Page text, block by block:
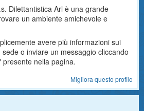
Dilettantistica Arl è una grande
un ambiente amichevole e
avere più informazioni sui
o inviare un messaggio cliccando
nella pagina.
Migliora questo profilo